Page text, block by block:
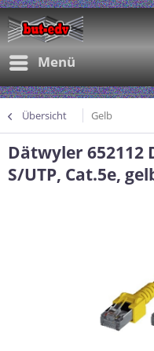
Menü
Übersicht Gelb
Dätwyler 652112
S/UTP, Cat.5e,